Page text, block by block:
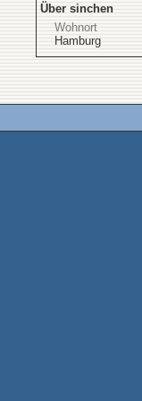
Über sinchen
Wohnort
Hamburg